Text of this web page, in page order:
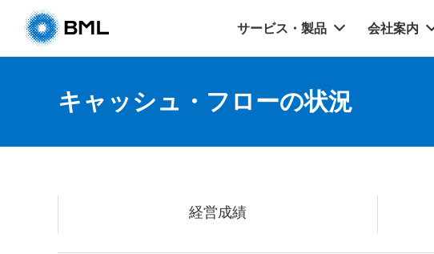
サービス・製品 会社案内
キャッシュ・フローの状況
経営成績